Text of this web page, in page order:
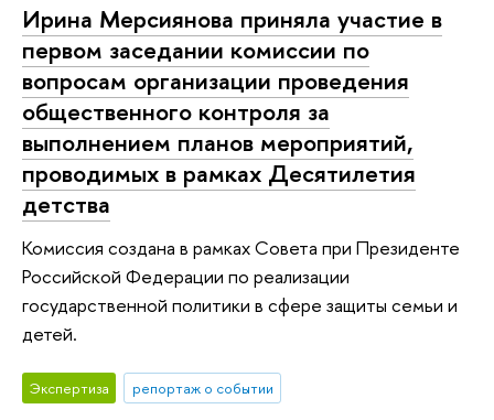
Ирина Мерсиянова приняла участие в
первом заседании комиссии по
вопросам организации проведения
общественного контроля за
выполнением планов мероприятий,
проводимых в рамках Десятилетия
детства
Комиссия создана в рамках Совета при Президенте
Российской Федерации по реализации
государственной политики в сфере защиты семьи и
детей.
Экспертиза репортаж о событии